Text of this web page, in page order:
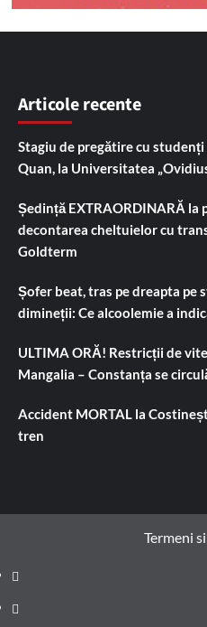
Articole recente
Stagiu de pregătire cu
Quan, la Universitatea
Ședință EXTRAORDINARĂ la
decontarea cheltuielor cu
Goldterm
Șofer beat, tras pe dreapta pe
dimineții: Ce alcoolemie a
ULTIMA ORĂ! Restricții de
Mangalia – Constanța se
Accident MORTAL la
tren
Termeni
Prima
pagină
Știri